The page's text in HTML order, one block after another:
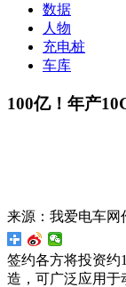
数据
人物
充电桩
车库
100亿！年产
来源： 我爱电车网
签约各方将投资约
造，可广泛应用于